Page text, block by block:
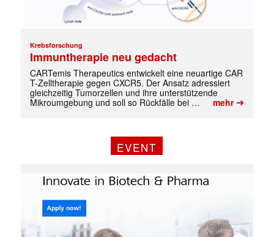
Krebsforschung
Immuntherapie neu gedacht
CARTemis Therapeutics entwickelt eine neuartige CAR
T-Zelltherapie gegen CXCR5. Der Ansatz adressiert
gleichzeitig Tumorzellen und ihre unterstützende
Mikroumgebung und soll so Rückfälle bei …
mehr➔
EVENT